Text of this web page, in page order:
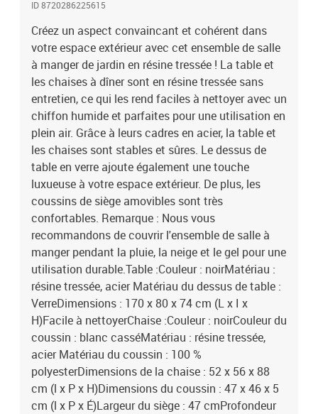
casséMatériau : résine tressée, acier Matériau du coussin : 100 %
polyesterDimensions de la chaise : 52 x 56 x 88 cm (l x P x
H)Dimensions du coussin : 47 x 46 x 5 cm (l x P x É)Largeur du
siège : 47 cmProfondeur du siège : 46 cmHauteur du siège à partir
du sol : 43 cmHauteur de l'accoudoir à partir du sol : 66
cmL'assemblage est requisLa livraison contient :1 x table8 x
chaise8 x coussin de siège
ID 8720286225615
Créez un aspect convaincant et cohérent dans
votre espace extérieur avec cet ensemble de salle
à manger de jardin en résine tressée ! La table et
les chaises à dîner sont en résine tressée sans
entretien, ce qui les rend faciles à nettoyer avec un
chiffon humide et parfaites pour une utilisation en
plein air. Grâce à leurs cadres en acier, la table et
les chaises sont stables et sûres. Le dessus de
table en verre ajoute également une touche
luxueuse à votre espace extérieur. De plus, les
coussins de siège amovibles sont très
confortables. Remarque : Nous vous
recommandons de couvrir l'ensemble de salle à
manger pendant la pluie, la neige et le gel pour une
utilisation durable.Table :Couleur : noirMatériau :
résine tressée, acier Matériau du dessus de table :
VerreDimensions : 170 x 80 x 74 cm (L x I x
H)Facile à nettoyerChaise :Couleur : noirCouleur du
coussin : blanc casséMatériau : résine tressée,
acier Matériau du coussin : 100 %
polyesterDimensions de la chaise : 52 x 56 x 88
cm (l x P x H)Dimensions du coussin : 47 x 46 x 5
cm (l x P x É)Largeur du siège : 47 cmProfondeur